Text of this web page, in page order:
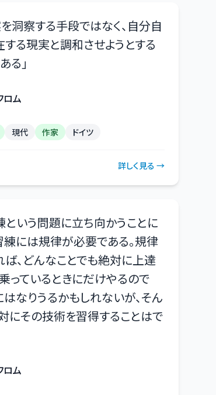
洞察する手段ではなく、自分自
する現実と調和させようとする
る 」
ロム
現代 作家 ドイツ
詳しく見る →
いう問題に立ち向かうことに
練には規律が必要である。規律
ば、どんなことでも絶対に上達
っているときにだけやるので
なりうるかもしれないが、そん
にその技術を習得することはで
ロム